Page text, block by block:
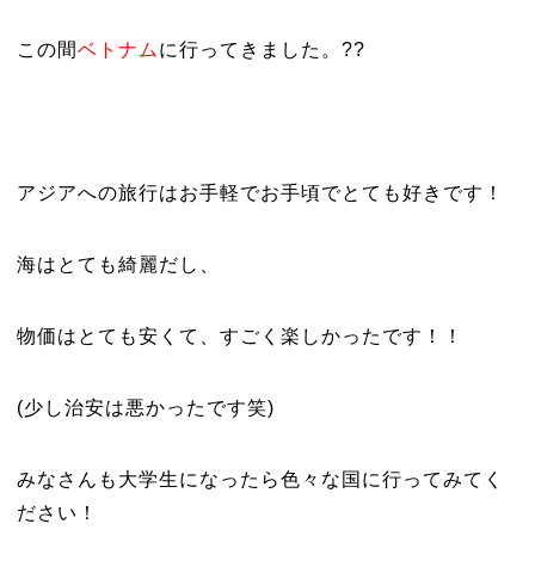
この間ベトナム に行ってきました。??
アジアへの旅行はお手軽でお手頃でとても好きです！
海はとても綺麗だし、
物価はとても安くて、すごく楽しかったです！！
(少し治安は悪かったです笑)
みなさんも大学生になったら色々な国に行ってみてく
ださい！